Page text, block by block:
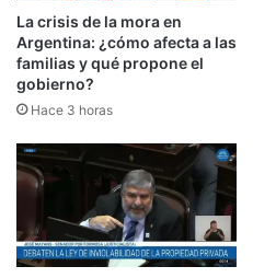
La crisis de la mora en
Argentina: ¿cómo afecta a las
familias y qué propone el
gobierno?
Hace 3 horas